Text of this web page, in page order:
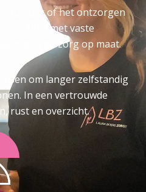
of het ontzorgen
er. Altijd met vaste
en zorg op maat.
om langer zelfstandig
In een vertrouwde
rust en overzicht.